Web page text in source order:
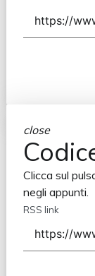
close
Clicca sul
negli appunti.
RSS link